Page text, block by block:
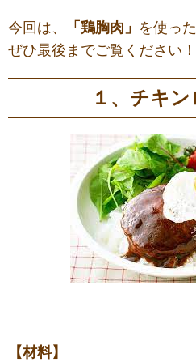
今回は、 「鶏胸肉」 を使っ
ぜひ最後までご覧ください！
１、チキ
【材料】